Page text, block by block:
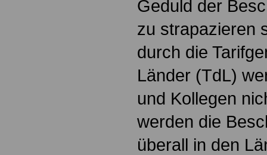
Geduld der
zu strapazieren
durch die
Länder (TdL)
und Kollegen
werden die
überall in den